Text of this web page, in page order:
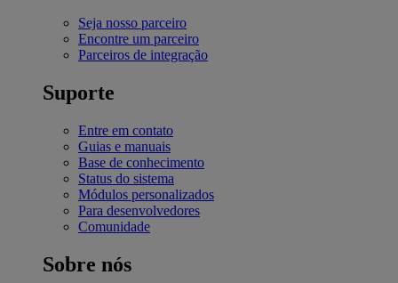
Seja nosso parceiro
Encontre um parceiro
Parceiros de integração
Suporte
Entre em contato
Guias e manuais
Base de conhecimento
Status do sistema
Módulos personalizados
Para desenvolvedores
Comunidade
Sobre nós